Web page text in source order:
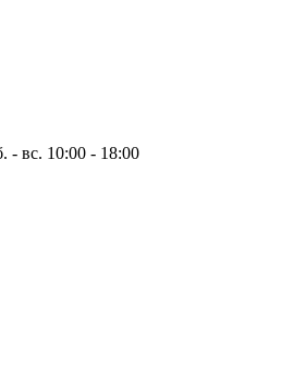
- вс. 10:00 - 18:00